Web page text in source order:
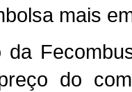
mais
da
do